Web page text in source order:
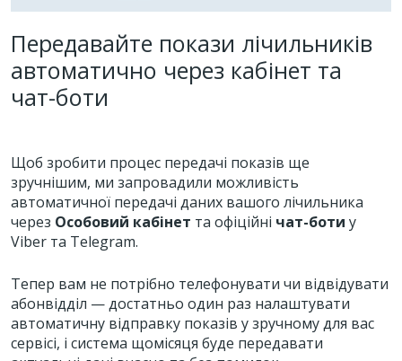
Передавайте покази лічильників
автоматично через кабінет та
чат-боти
Щоб зробити процес передачі показів ще
зручнішим, ми запровадили можливість
автоматичної передачі даних вашого лічильника
через Особовий кабінет та офіційні чат-боти у
Viber та Telegram.
Тепер вам не потрібно телефонувати чи відвідувати
абонвідділ — достатньо один раз налаштувати
автоматичну відправку показів у зручному для вас
сервісі, і система щомісяця буде передавати